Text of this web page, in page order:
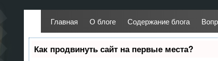
Главная О блоге Содержание блога
Как продвинуть сайт на первые места?